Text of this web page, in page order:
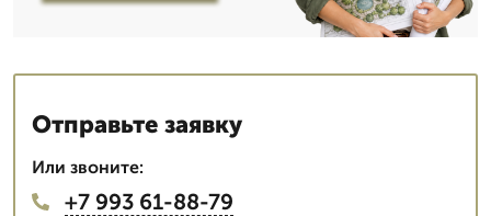
Отправьте заявку
Или звоните:
+7 993 61-88-79